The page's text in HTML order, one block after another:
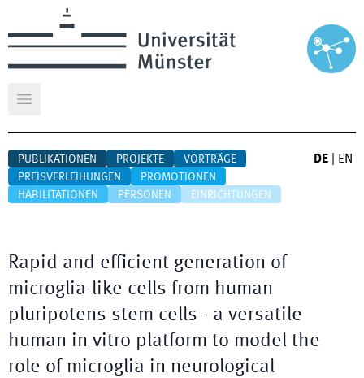
Hauptmenü öffnen
PUBLIKATIONEN PROJEKTE
VORTRÄGE
PREISVERLEIHUNGEN
PROMOTIONEN
HABILITATIONEN
PERSONEN EINRICHTUNGEN
DE EN
Rapid and efficient generation of
microglia-like cells from human
pluripotens stem cells - a versatile
human in vitro platform to model the
role of microglia in neurological